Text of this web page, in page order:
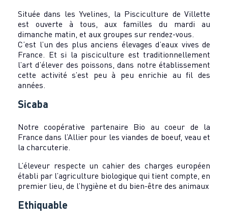
Située dans les Yvelines, la Pisciculture de Villette
est ouverte à tous, aux familles du mardi au
dimanche matin, et aux groupes sur rendez-vous.
C’est l’un des plus anciens élevages d’eaux vives de
France. Et si la pisciculture est traditionnellement
l’art d’élever des poissons, dans notre établissement
cette activité s’est peu à peu enrichie au fil des
années.
Sicaba
Notre coopérative partenaire Bio au coeur de la
France dans l’Allier pour les viandes de boeuf, veau et
la charcuterie.
L’éleveur respecte un cahier des charges européen
établi par l’agriculture biologique qui tient compte, en
premier lieu, de l’hygiène et du bien-être des animaux
Ethiquable